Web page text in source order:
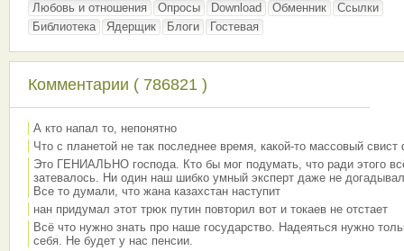
Любовь и отношения
Опросы Download Обменник
Ссылки
Библиотека
Ядерщик Блоги Гостевая
Комментарии ( 786821 )
А кто напал то, непонятно
Что с планетой не так последнее время, какой-то массовый свист
Это ГЕНИАЛЬНО господа. Кто бы мог подумать, что ради этого
затевалось. Ни один наш шибко умный эксперт даже не
Все то думали, что жана казахстан наступит
нан придумал этот трюк путин повторил вот и токаев не отстает
Всё что нужно знать про наше государство. Надеяться нужно
себя. Не будет у нас пенсии.